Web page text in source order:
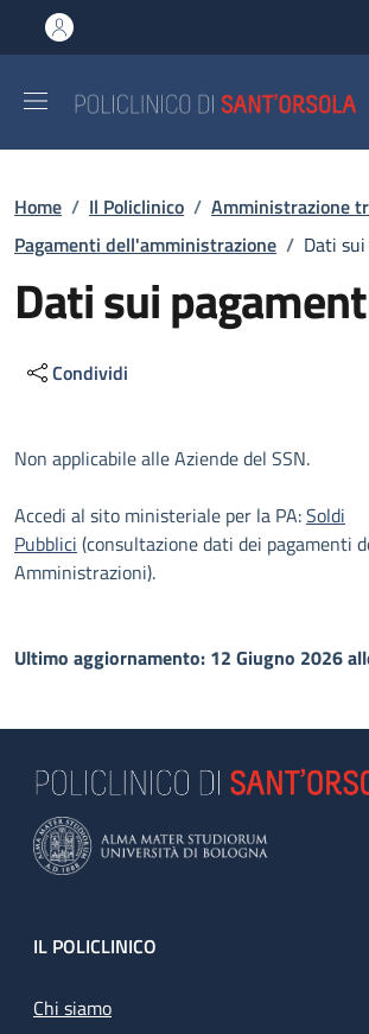
al contenuto principale
to footer content
Briciole di pane
Home / Il Policlinico / Amministrazione
Pagamenti dell'amministrazione / Dati
Dati sui
Condividi
Descrizione
Non applicabile alle Aziende del SSN.
Accedi al sito ministeriale per la PA:Soldi
Pubblici (consultazione dati dei pagamenti
Amministrazioni).
Ultimo aggiornamento: 12 Giugno 2026
Footer
IL POLICLINICO
Chi siamo